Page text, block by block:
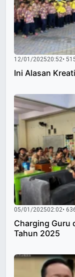
12/01/202520:52•
Ini Alasan
05/01/202502:02•
Charging Guru
Tahun 2025